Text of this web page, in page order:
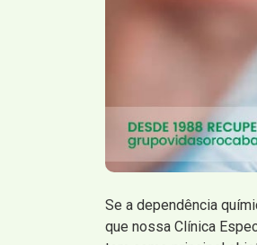
Se a dependência
que nossa Clínica